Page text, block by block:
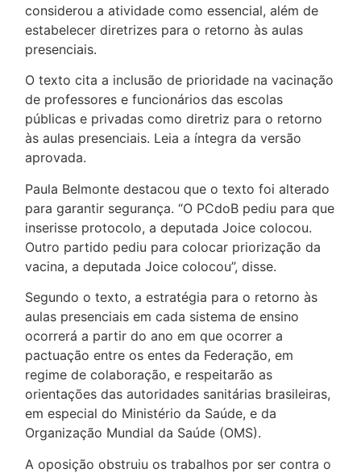
considerou a atividade como essencial, além de
estabelecer diretrizes para o retorno às aulas
presenciais.
O texto cita a inclusão de prioridade na vacinação
de professores e funcionários das escolas
públicas e privadas como diretriz para o retorno
às aulas presenciais. Leia a íntegra da versão
aprovada.
Paula Belmonte destacou que o texto foi alterado
para garantir segurança. “O PCdoB pediu para que
inserisse protocolo, a deputada Joice colocou.
Outro partido pediu para colocar priorização da
vacina, a deputada Joice colocou”, disse.
Segundo o texto, a estratégia para o retorno às
aulas presenciais em cada sistema de ensino
ocorrerá a partir do ano em que ocorrer a
pactuação entre os entes da Federação, em
regime de colaboração, e respeitarão as
orientações das autoridades sanitárias brasileiras,
em especial do Ministério da Saúde, e da
Organização Mundial da Saúde (OMS).
A oposição obstruiu os trabalhos por ser contra o